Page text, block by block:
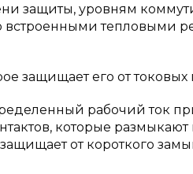
защиты, уровням
встроенными тепловыми
защищает его от токовых
рабочий ток
которые размыкают
от короткого